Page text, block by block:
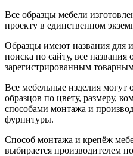
Все образцы мебели
проекту в единственном
Образцы имеют названия для
поиска по сайту, все названия
зарегистрированным
Все мебельные изделия могут
образцов по цвету, размеру,
способами монтажа и
фурнитуры.
Способ монтажа и крепёж
выбирается производителем